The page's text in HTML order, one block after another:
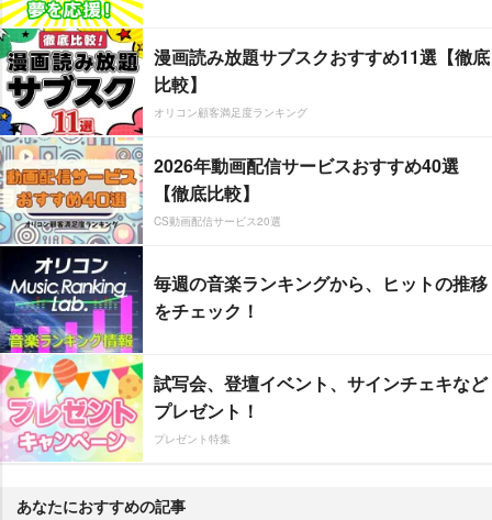
漫画読み放題サブスクおすすめ11選【徹底
比較】
オリコン顧客満足度ランキング
2026年動画配信サービスおすすめ40選
【徹底比較】
CS動画配信サービス20選
毎週の音楽ランキングから、ヒットの推移
をチェック！
試写会、登壇イベント、サインチェキなど
プレゼント！
プレゼント特集
あなたにおすすめの記事